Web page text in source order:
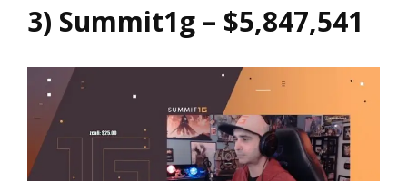
3) Summit1g – $5,847,541